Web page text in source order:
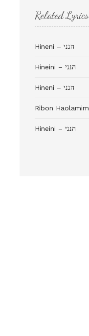
Related Lyrics
Hineni – הנני
Hineini – הנני
Hineni – הנני
Hineini – הנני